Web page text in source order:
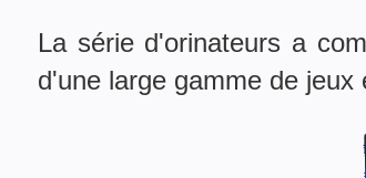
La série d'orinateurs a
d'une large gamme de